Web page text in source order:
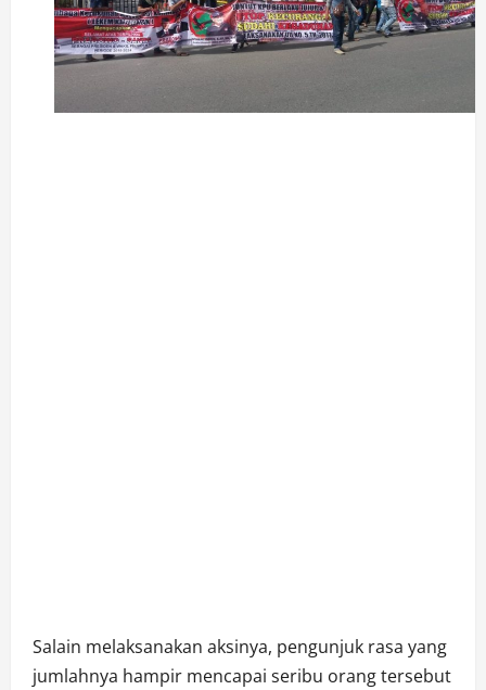
Salain melaksanakan aksinya, pengunjuk rasa yang
jumlahnya hampir mencapai seribu orang tersebut